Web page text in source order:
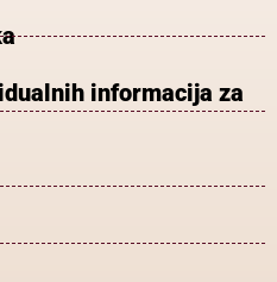
informacija za